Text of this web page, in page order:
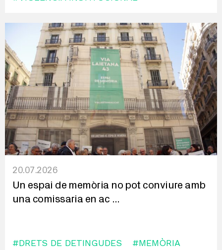
20.07.2026
Un espai de memòria no pot conviure amb
una comissaria en ac ...
#DRETS DE DETINGUDES #MEMÒRIA